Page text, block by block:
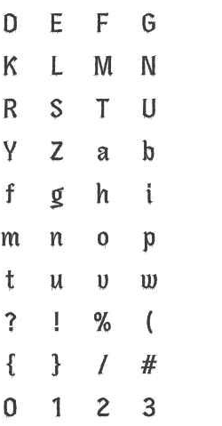
D E F
G
K L M
N
R S T
U
Y Z a
b
f g h
i
m n o
p
t u v
w
? ! %
(
{ } /
#
0 1 2
3